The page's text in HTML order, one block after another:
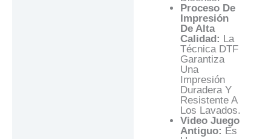
Proceso De
Impresión
De Alta
Calidad: La
Técnica DTF
Garantiza
Una
Impresión
Duradera Y
Resistente A
Los Lavados.
Video Juego
Antiguo: Es